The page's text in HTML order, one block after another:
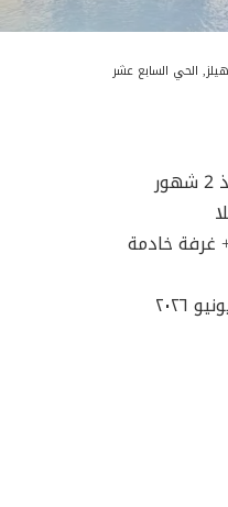
الحي السابع عشر
غرفة خادمة